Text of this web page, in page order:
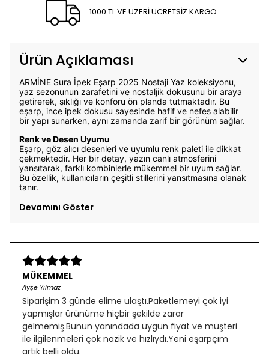
1000 TL VE ÜZERİ ÜCRETSİZ KARGO
Ürün Açıklaması
ARMİNE Sura İpek Eşarp 2025 Nostaji Yaz koleksiyonu,
yaz sezonunun zarafetini ve nostaljik dokusunu bir araya
getirerek, şıklığı ve konforu ön planda tutmaktadır. Bu
eşarp, ince ipek dokusu sayesinde hafif ve nefes alabilir
bir yapı sunarken, aynı zamanda zarif bir görünüm sağlar.
Renk ve Desen Uyumu
Eşarp, göz alıcı desenleri ve uyumlu renk paleti ile dikkat
çekmektedir. Her bir detay, yazın canlı atmosferini
yansıtarak, farklı kombinlerle mükemmel bir uyum sağlar.
Bu özellik, kullanıcıların çeşitli stillerini yansıtmasına olanak
tanır.
Devamını Göster
MÜKEMMEL
Ayşe Yılmaz
Siparişim 3 günde elime ulaştı.Paketlemeyi çok iyi
yapmışlar ürünüme hiçbir şekilde zarar
gelmemiş.Bunun yanındada uygun fiyat ve müşteri
ile ilgilenmeleri çok nazik ve hızlıydı.Yeni eşarpçım
artık belli oldu.